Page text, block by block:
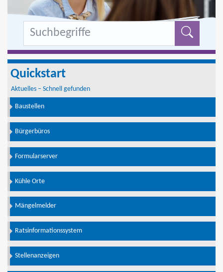
Quickstart
Aktuelles – Schnell gefunden
Baustellen
Bürgerbüros
Formularserver
Kühle Orte
Mängelmelder
Ratsinformationssystem
Stellenanzeigen